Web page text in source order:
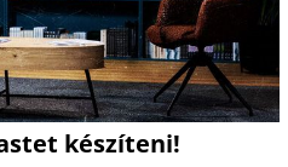
készíteni!